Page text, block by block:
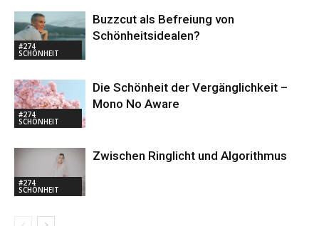
#274
SCHÖNHEIT
Buzzcut als Befreiung von
Schönheitsidealen?
#274
SCHÖNHEIT
Die Schönheit der Vergänglichkeit –
Mono No Aware
#274
SCHÖNHEIT
Zwischen Ringlicht und Algorithmus